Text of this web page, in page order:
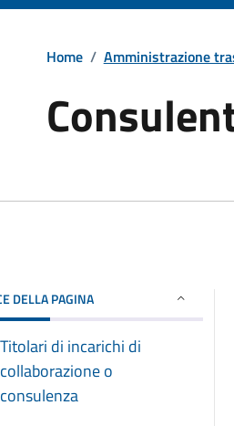
Home / Amministrazione
DELLA PAGINA
Titolari di incarichi di
collaborazione o
consulenza